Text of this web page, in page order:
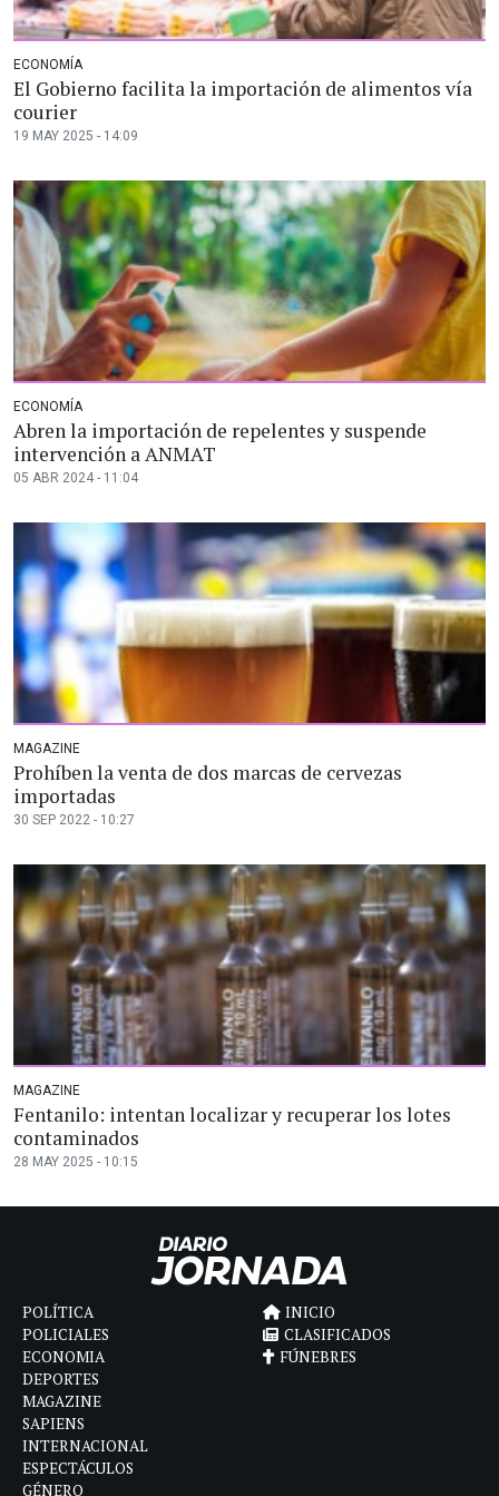
ECONOMÍA
El Gobierno facilita la importación de alimentos vía
courier
19 MAY 2025 - 14:09
ECONOMÍA
Abren la importación de repelentes y suspende
intervención a ANMAT
05 ABR 2024 - 11:04
MAGAZINE
Prohíben la venta de dos marcas de cervezas
importadas
30 SEP 2022 - 10:27
MAGAZINE
Fentanilo: intentan localizar y recuperar los lotes
contaminados
28 MAY 2025 - 10:15
POLÍTICA
POLICIALES
ECONOMIA
DEPORTES
MAGAZINE
SAPIENS
INTERNACIONAL
ESPECTÁCULOS
GÉNERO
INICIO
CLASIFICADOS
FÚNEBRES